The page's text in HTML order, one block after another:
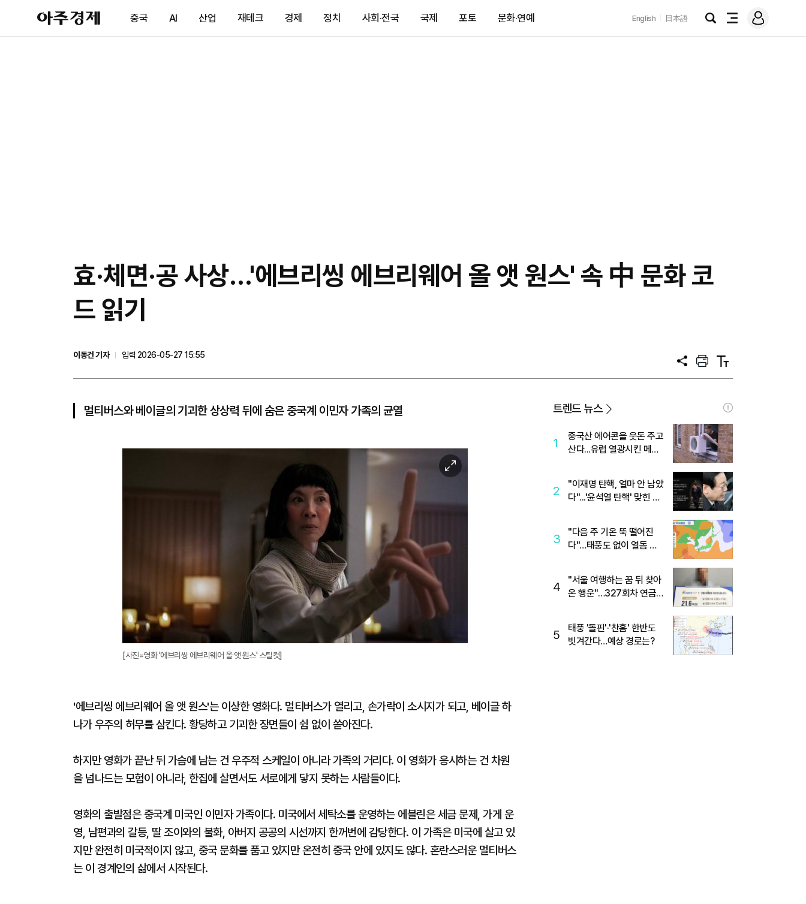
아
주
제
중국 AI 산업 재테크 경제 정치 사회·전국 국제 포토 문화·연예 English 日本語
검
전
메
그
효·체면·공 사상…'에브리씽 에브리웨어 올 앳 원스' 속 中 문화 코
드 읽기
이동건 기자
입력 2026-05-27 15:55
공
프
트
텍
트
멀티버스와 베이글의 기괴한 상상력 뒤에 숨은 중국계 이민자 가족의 균열
이
미
[사진=영화 '에브리씽 에브리웨어 올 앳 원스' 스틸컷]
'에브리씽 에브리웨어 올 앳 원스'는 이상한 영화다. 멀티버스가 열리고, 손가락이 소시지가 되고, 베이글 하
나가 우주의 허무를 삼킨다. 황당하고 기괴한 장면들이 쉼 없이 쏟아진다.
하지만 영화가 끝난 뒤 가슴에 남는 건 우주적 스케일이 아니라 가족의 거리다. 이 영화가 응시하는 건 차원
을 넘나드는 모험이 아니라, 한집에 살면서도 서로에게 닿지 못하는 사람들이다.
영화의 출발점은 중국계 미국인 이민자 가족이다. 미국에서 세탁소를 운영하는 에블린은 세금 문제, 가게 운
영, 남편과의 갈등, 딸 조이와의 불화, 아버지 공공의 시선까지 한꺼번에 감당한다. 이 가족은 미국에 살고 있
지만 완전히 미국적이지 않고, 중국 문화를 품고 있지만 온전히 중국 안에 있지도 않다. 혼란스러운 멀티버스
는 이 경계인의 삶에서 시작된다.
트렌드 뉴스
1
중국산 에어콘을 웃돈 주고
산다...유럽 열광시킨 메이
2
"이재명 탄핵, 얼마 안 남았
다"...'윤석열 탄핵' 맞힌 무
3
"다음 주 기온 뚝 떨어진
다"…태풍도 없이 열돔 박
4
"서울 여행하는 꿈 뒤 찾아
온 행운"…327회차 연금
5
태풍 '돌핀'·'찬홈' 한반도
빗겨간다…예상 경로는?